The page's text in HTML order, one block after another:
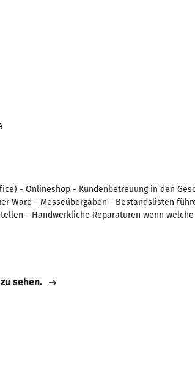
- Onlineshop - Kundenbetreuung in den
Ware - Messeübergaben - Bestandslisten
- Handwerkliche Reparaturen wenn
sehen.